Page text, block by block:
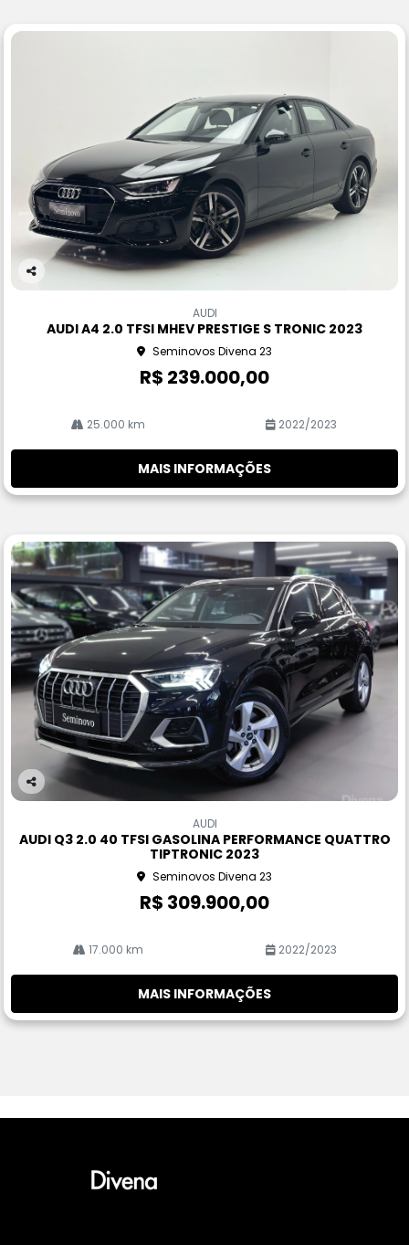
Co
AUDI
AUDI A4 2.0 TFSI MHEV PRESTIGE S TRONIC 2023
Seminovos Divena 23
R$ 239.000,00
25.000 km 2022/2023
MAIS INFORMAÇÕES
Co
rtil
AUDI
AUDI Q3 2.0 40 TFSI GASOLINA PERFORMANCE QUATTRO
TIPTRONIC 2023
Seminovos Divena 23
R$ 309.900,00
17.000 km 2022/2023
MAIS INFORMAÇÕES